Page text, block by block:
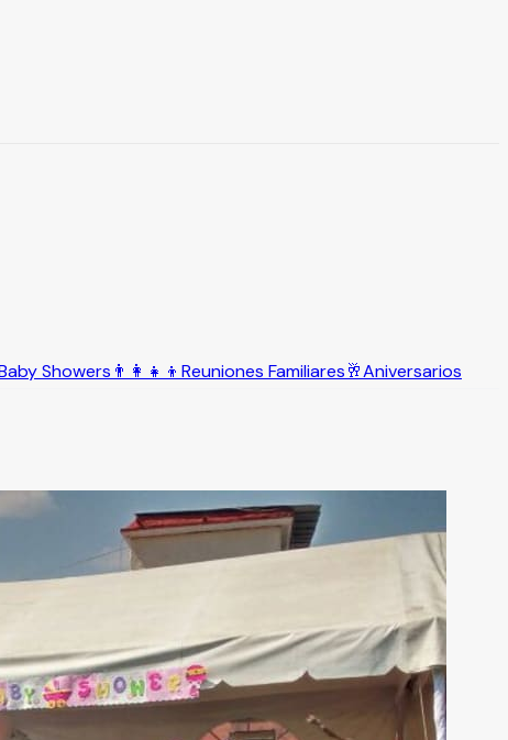
Showers 👨‍👩‍👧‍👦 Reuniones Familiares🥂Aniversarios